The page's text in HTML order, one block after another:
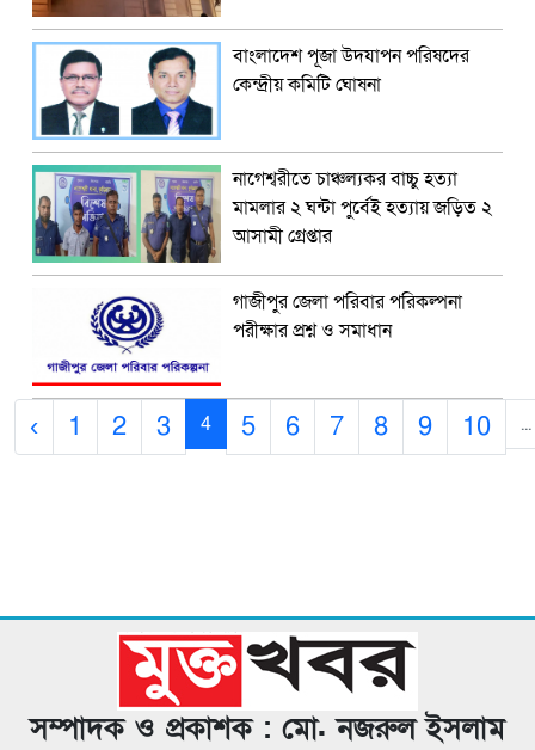
বাংলাদেশ পূজা উদযাপন পরিষদের
কেন্দ্রীয় কমিটি ঘোষনা
নাগেশ্বরীতে চাঞ্চল্যকর বাচ্চু হত্যা
মামলার ২ ঘন্টা পুর্বেই হত্যায় জড়িত ২
আসামী গ্রেপ্তার
গাজীপুর জেলা পরিবার পরিকল্পনা
পরীক্ষার প্রশ্ন ও সমাধান
‹ 1 2 3 4 5 6 7 8 9 10 ...
সম্পাদক ও প্রকাশক : মো. নজরুল ইসলাম